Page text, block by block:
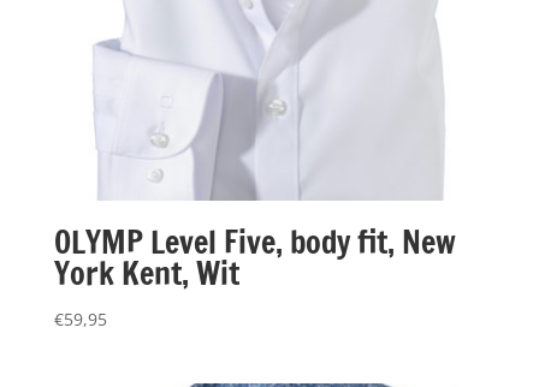
OLYMP Level Five, body fit, New
York Kent, Wit
€59,95